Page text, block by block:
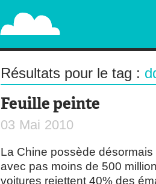
PAPERPLANE
STREET, AMBIENT, GUÉRILLA MARKETING
Résultats pour le tag :
Feuille peinte
03 Mai 2010
La Chine possède
avec pas moins de 500
voitures rejettent 40% des